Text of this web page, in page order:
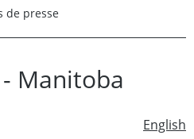
de presse
Manitoba
English